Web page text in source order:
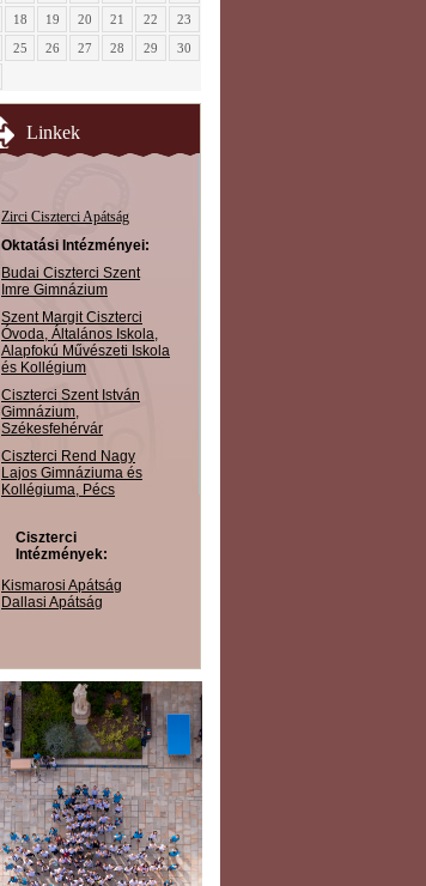
18 19 20 21 22
23
25 26 27 28 29
30
Linkek
Zirci Ciszterci Apátság
Oktatási Intézményei:
Budai Ciszterci Szent
Imre Gimnázium
Szent Margit Ciszterci
Óvoda, Általános Iskola,
Alapfokú Művészeti Iskola
és Kollégium
Ciszterci Szent István
Gimnázium,
Székesfehérvár
Ciszterci Rend Nagy
Lajos Gimnáziuma és
Kollégiuma, Pécs
Ciszterci
Intézmények:
Kismarosi Apátság
Dallasi Apátság